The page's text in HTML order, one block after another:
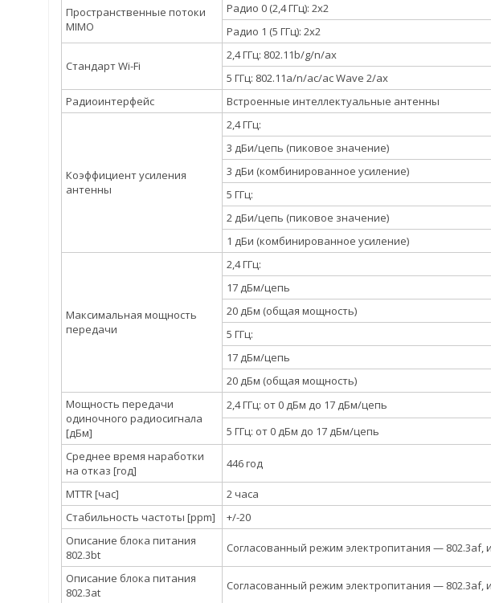
Пространственные потоки
MIMO
Радио 0 (2,4 ГГц): 2x2
Радио 1 (5 ГГц): 2x2
Стандарт Wi-Fi
2,4 ГГц: 802.11b/g/n/ax
5 ГГц: 802.11a/n/ac/ac Wave 2/ax
Радиоинтерфейс
Встроенные интеллектуальные антенны
Коэффициент усиления
антенны
2,4 ГГц:
3 дБи/цепь (пиковое значение)
3 дБи (комбинированное усиление)
5 ГГц:
2 дБи/цепь (пиковое значение)
1 дБи (комбинированное усиление)
Максимальная мощность
передачи
2,4 ГГц:
17 дБм/цепь
20 дБм (общая мощность)
5 ГГц:
17 дБм/цепь
20 дБм (общая мощность)
Мощность передачи
одиночного радиосигнала
[дБм]
2,4 ГГц: от 0 дБм до 17 дБм/цепь
5 ГГц: от 0 дБм до 17 дБм/цепь
Среднее время наработки
на отказ [год]
446 год
MTTR [час]
2 часа
Стабильность частоты [ppm]
+/-20
Описание блока питания
802.3bt
Согласованный режим электропитания — 802.3af,
Описание блока питания
802.3at
Согласованный режим электропитания — 802.3af,